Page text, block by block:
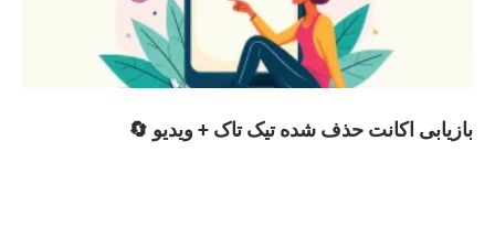
بازیابی اکانت حذف شده تیک تاک + ویدیو 🔄